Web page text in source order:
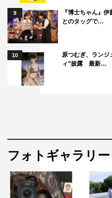
9
『博士ちゃん』
とのタッグで…
10
原つむぎ、ランジ
ィ”披露 最新…
フォトギャラリー